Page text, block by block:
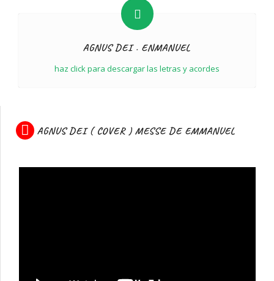
AGNUS DEI . ENMANUEL
haz click para descargar las letras y acordes
AGNUS DEI ( COVER ) MESSE DE EMMANUEL